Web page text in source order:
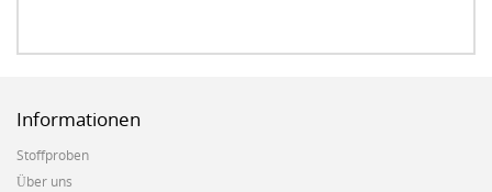
Informationen
Stoffproben
Über uns